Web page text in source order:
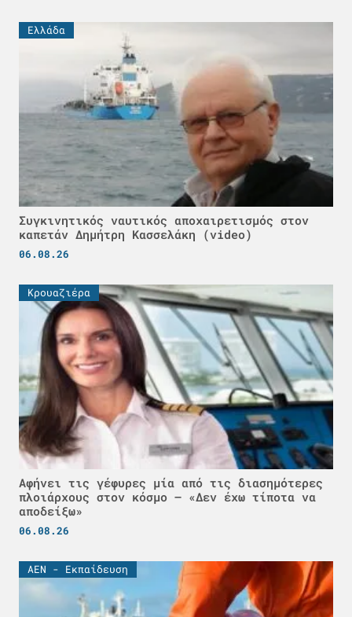
Ελλάδα
Συγκινητικός ναυτικός αποχαιρετισμός στον
καπετάν Δημήτρη Κασσελάκη (video)
06.08.26
Κρουαζιέρα
Αφήνει τις γέφυρες μία από τις διασημότερες
πλοιάρχους στον κόσμο – «Δεν έχω τίποτα να
αποδείξω»
06.08.26
ΑΕΝ - Εκπαίδευση